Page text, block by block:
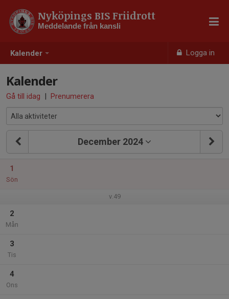
Kalender Logga in
Nyköpings BIS Friidrott
Meddelande från kansli
Kalender
Gå till idag | Prenumerera
December 2024
1
Sön
v.49
2
Mån
3
Tis
4
Ons